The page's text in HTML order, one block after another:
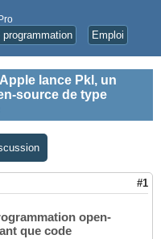
programmation Emploi
Apple lance Pkl, un
source de type
#1
open-
que code